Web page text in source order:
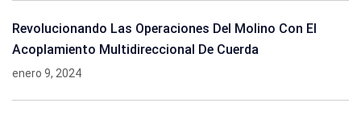
Revolucionando Las Operaciones Del Molino Con El
Acoplamiento Multidireccional De Cuerda
enero 9, 2024